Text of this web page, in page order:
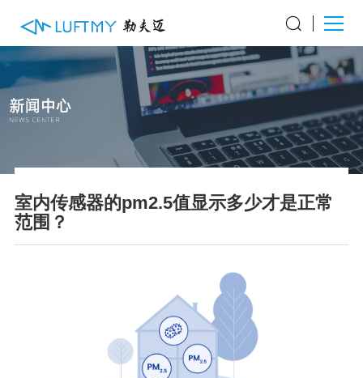
室内传感器的pm2.5值显示多少才是正常
范围？